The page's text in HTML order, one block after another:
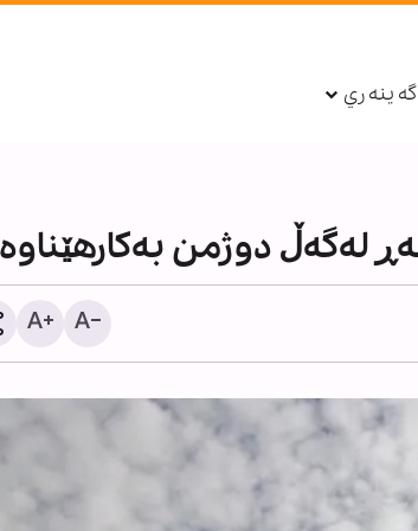
ينه ري
لەگەڵ دوژمن بەکارهێناوە
یەپەژە تەڤلی وەزارەتی
سووریا دەبێت